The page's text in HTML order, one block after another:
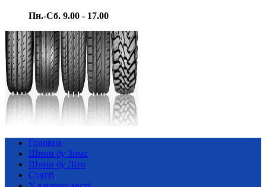
Пн.-Сб. 9.00 - 17.00
Головна
Шини бу Зима
Шини бу Літо
Статті